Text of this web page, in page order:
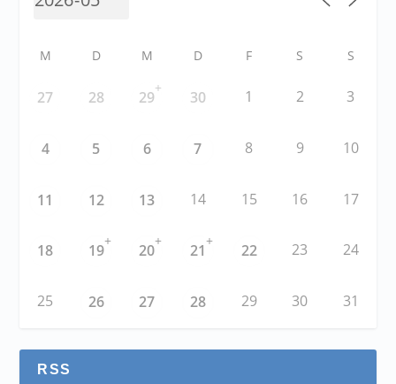
M D M D F S S
27 28 29
+
30 1 2 3
4 5 6 7 8 9 10
11 12 13 14 15 16 17
18 19
+
20
+
21
+
22 23 24
25 26 27 28 29 30 31
RSS